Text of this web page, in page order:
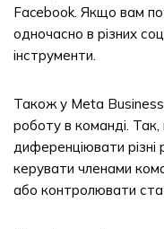
Facebook. Якщо вам
одночасно в різних
інструменти.
Також у Meta
роботу в команді.
диференціювати різні
керувати членами
або контролювати